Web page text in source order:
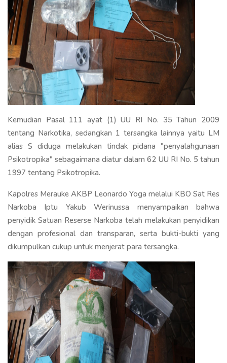
Kemudian Pasal 111 ayat (1) UU RI No. 35 Tahun 2009
tentang Narkotika, sedangkan 1 tersangka lainnya yaitu LM
alias S diduga melakukan tindak pidana "penyalahgunaan
Psikotropika" sebagaimana diatur dalam 62 UU RI No. 5 tahun
1997 tentang Psikotropika.
Kapolres Merauke AKBP Leonardo Yoga melalui KBO Sat Res
Narkoba Iptu Yakub Werinussa menyampaikan bahwa
penyidik Satuan Reserse Narkoba telah melakukan penyidikan
dengan profesional dan transparan, serta bukti-bukti yang
dikumpulkan cukup untuk menjerat para tersangka.